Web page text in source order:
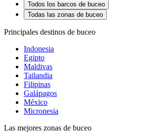
Todos los barcos de buceo
Todas las zonas de buceo
Principales destinos de buceo
Indonesia
Egipto
Maldivas
Tailandia
Filipinas
Galápagos
México
Micronesia
Las mejores zonas de buceo